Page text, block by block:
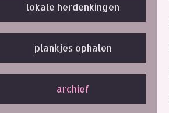
lokale herdenkingen
plankjes ophalen
archief